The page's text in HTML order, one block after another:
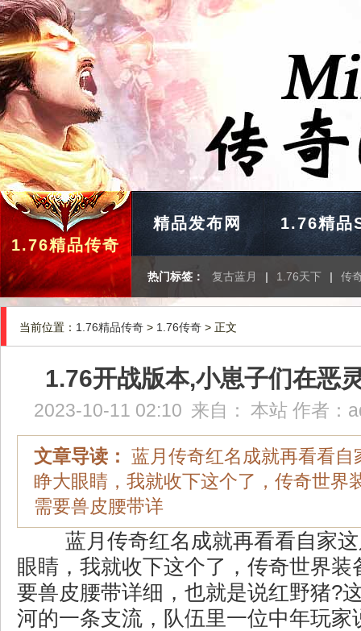
1.76精品传奇
精品发布网 1.76精品
热门标签： 复古蓝月 | 1.76天下 | 传
当前位置： 1.76精品传奇 > 1.76传奇 > 正文
1.76开战版本,小崽子们在恶
2023-10-11 02:10 来自： 本站 作者：
文章导读： 蓝月传奇红名成就再看看自
睁大眼睛，我就收下这个了，传奇世界
需要兽皮腰带详
蓝月传奇红名成就再看看自家
眼睛，我就收下这个了，传奇世界装
要兽皮腰带详细，也就是说红野猪?
河的一条支流，队伍里一位中年玩家